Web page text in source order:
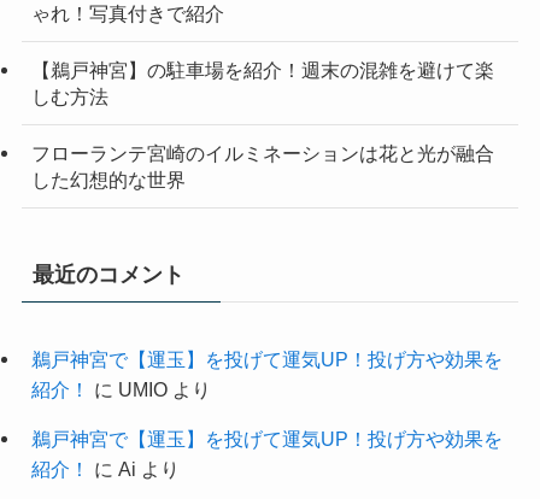
ゃれ！写真付きで紹介
【鵜戸神宮】の駐車場を紹介！週末の混雑を避けて楽
しむ方法
フローランテ宮崎のイルミネーションは花と光が融合
した幻想的な世界
最近のコメント
鵜戸神宮で【運玉】を投げて運気UP！投げ方や効果を
紹介！
に UMIOより
鵜戸神宮で【運玉】を投げて運気UP！投げ方や効果を
紹介！
に Ai より